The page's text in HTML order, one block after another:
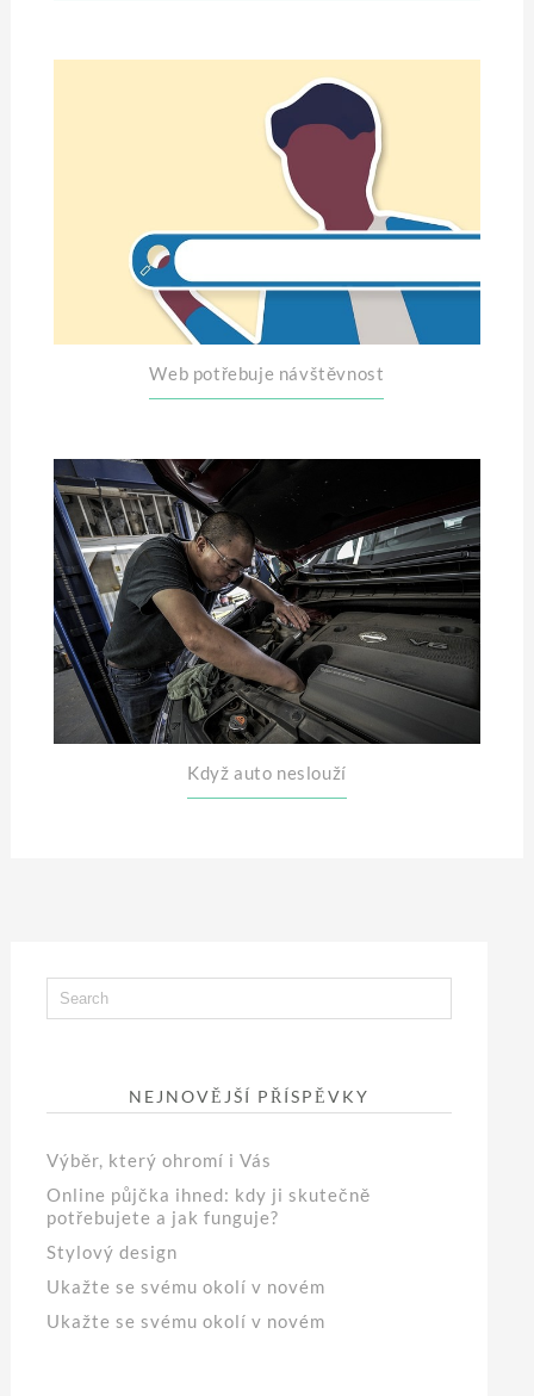
Web potřebuje návštěvnost
Když auto neslouží
NEJNOVĚJŠÍ PŘÍSPĚVKY
Výběr, který ohromí i Vás
Online půjčka ihned: kdy ji skutečně
potřebujete a jak funguje?
Stylový design
Ukažte se svému okolí v novém
Ukažte se svému okolí v novém